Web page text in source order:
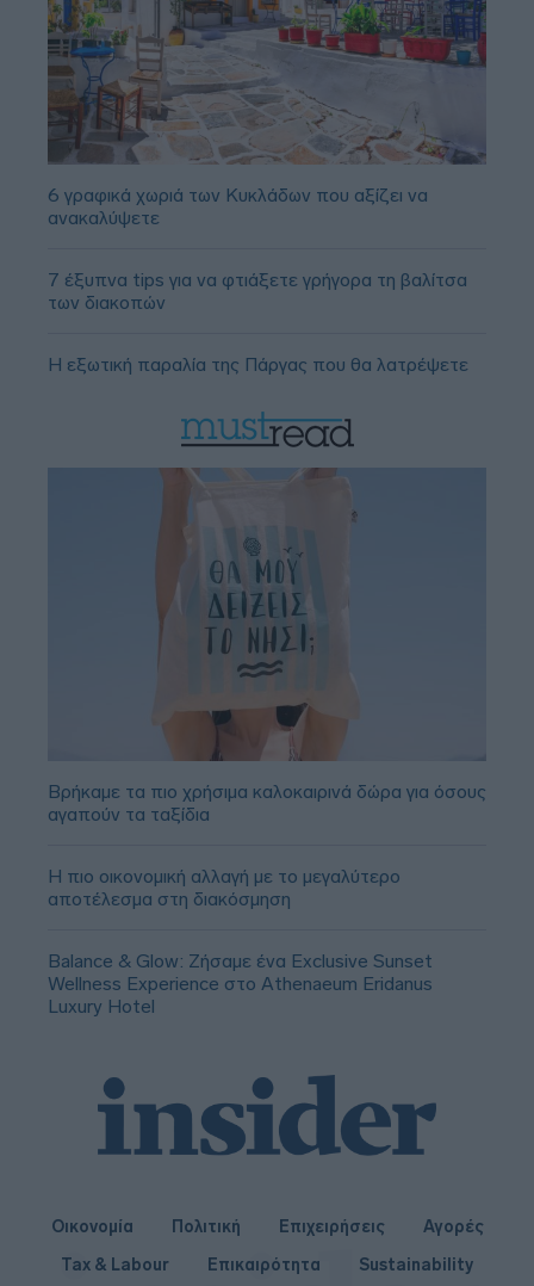
6 γραφικά χωριά των Κυκλάδων που αξίζει να
ανακαλύψετε
7 έξυπνα tips για να φτιάξετε γρήγορα τη βαλίτσα
των διακοπών
Η εξωτική παραλία της Πάργας που θα λατρέψετε
Βρήκαμε τα πιο χρήσιμα καλοκαιρινά δώρα για όσους
αγαπούν τα ταξίδια
Η πιο οικονομική αλλαγή με το μεγαλύτερο
αποτέλεσμα στη διακόσμηση
Balance & Glow: Ζήσαμε ένα Exclusive Sunset
Wellness Experience στο Athenaeum Eridanus
Luxury Hotel
Οικονομία Πολιτική Επιχειρήσεις
Αγορές
Tax & Labour
Επικαιρότητα Sustainability